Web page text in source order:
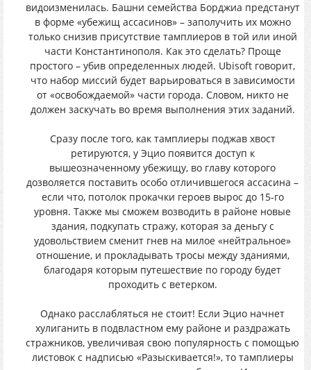
видоизменилась. Башни семейства Борджиа предстанут
в форме «убежищ ассасинов» – заполучить их можно
только снизив присутствие тамплиеров в той или иной
части Константинополя. Как это сделать? Проще
простого – убив определенных людей. Ubisoft говорит,
что набор миссий будет варьироваться в зависимости
от «освобождаемой» части города. Словом, никто не
должен заскучать во время выполнения этих заданий.
Сразу после того, как тамплиеры поджав хвост
ретируются, у Эцио появится доступ к
вышеозначенному убежищу, во главу которого
дозволяется поставить особо отличившегося ассасина –
если что, потолок прокачки героев вырос до 15-го
уровня. Также мы сможем возводить в районе новые
здания, подкупать стражу, которая за деньгу с
удовольствием сменит гнев на милое «нейтральное»
отношение, и прокладывать тросы между зданиями,
благодаря которым путешествие по городу будет
проходить с ветерком.
Однако расслабляться не стоит! Если Эцио начнет
хулиганить в подвластном ему районе и раздражать
стражников, увеличивая свою популярность с помощью
листовок с надписью «Разыскивается!», то тамплиеры